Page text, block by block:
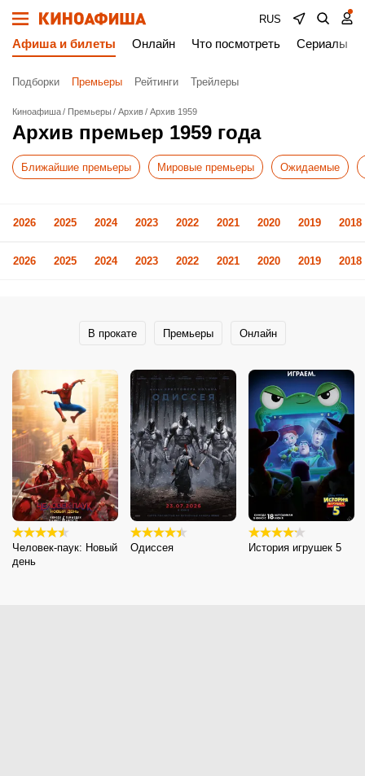
RUS
Афиша и билеты Онлайн Что посмотреть Сериалы
Подборки Премьеры Рейтинги Трейлеры
Киноафиша Премьеры Архив Архив 1959
Архив премьер 1959 года
Ближайшие премьеры Мировые премьеры Ожидаемые
2026 2025 2024 2023 2022 2021 2020 2019 2018
2026 2025 2024 2023 2022 2021 2020 2019 2018
В прокате Премьеры Онлайн
Человек-паук: Новый
день
Одиссея История игрушек 5